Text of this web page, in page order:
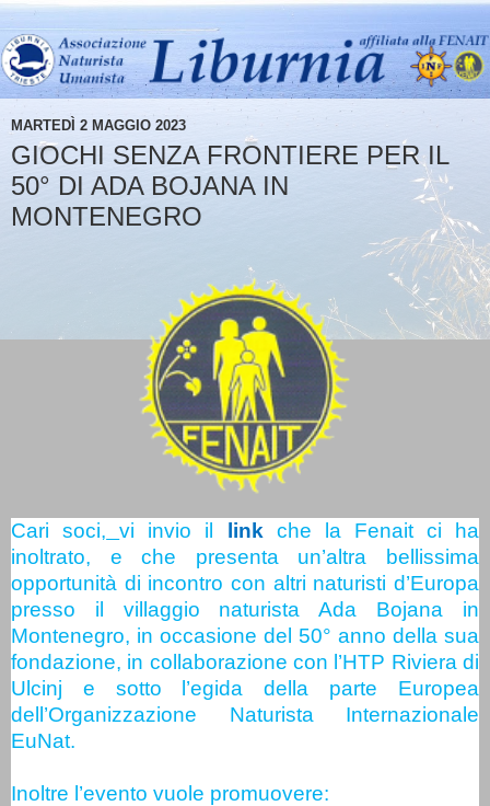
MARTEDÌ 2 MAGGIO 2023
GIOCHI SENZA FRONTIERE PER IL
50° DI ADA BOJANA IN
MONTENEGRO
Cari soci, vi invio il link che la Fenait ci ha
inoltrato, e che presenta un’altra bellissima
opportunità di incontro con altri naturisti d’Europa
presso il villaggio naturista Ada Bojana in
Montenegro, in occasione del 50° anno della sua
fondazione, in collaborazione con l’HTP Riviera di
Ulcinj e sotto l’egidadella parte Europea
dell’Organizzazione Naturista Internazionale
EuNat.
Inoltre l’evento vuole promuovere: